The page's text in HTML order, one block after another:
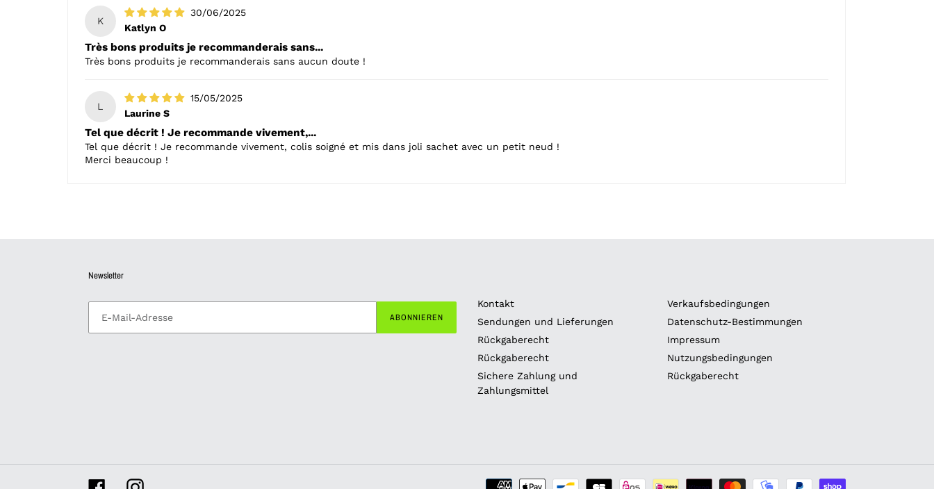
K
30/06/2025
Katlyn O
Très bons produits je recommanderais sans...
Très bons produits je recommanderais sans aucun doute !
L
15/05/2025
Laurine S
Tel que décrit ! Je recommande vivement,...
Tel que décrit ! Je recommande vivement, colis soigné et mis dans joli sachet avec un petit neud !
Merci beaucoup !
Newsletter
ABONNIEREN
Kontakt
Sendungen und Lieferungen
Rückgaberecht
Rückgaberecht
Sichere Zahlung und
Zahlungsmittel
Verkaufsbedingungen
Datenschutz-Bestimmungen
Impressum
Nutzungsbedingungen
Rückgaberecht
FacebookInstagram
S3cond time i bought this ring
(lost the f...